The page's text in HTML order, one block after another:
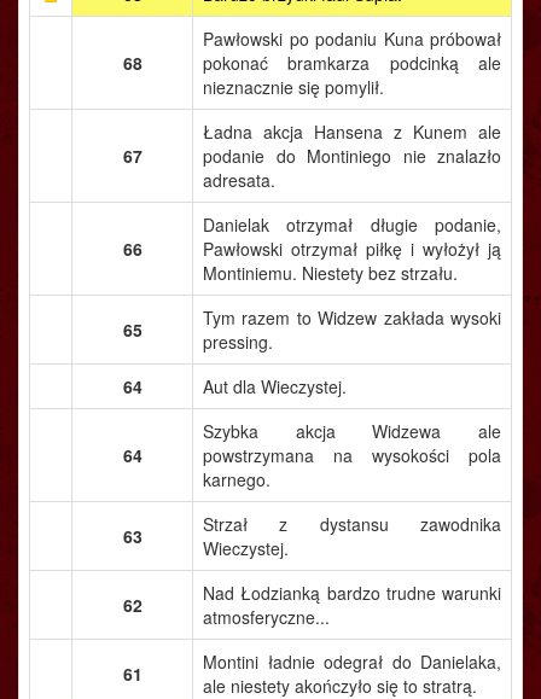
68
Pawłowski po podaniu Kuna próbował
pokonać bramkarza podcinką ale
nieznacznie się pomylił.
67
Ładna akcja Hansena z Kunem ale
podanie do Montiniego nie znalazło
adresata.
66
Danielak otrzymał długie podanie,
Pawłowski otrzymał piłkę i wyłożył ją
Montiniemu. Niestety bez strzału.
65
Tym razem to Widzew zakłada wysoki
pressing.
64
Aut dla Wieczystej.
64
Szybka akcja Widzewa ale
powstrzymana na wysokości pola
karnego.
63
Strzał z dystansu zawodnika
Wieczystej.
62
Nad Łodzianką bardzo trudne warunki
atmosferyczne...
61
Montini ładnie odegrał do Danielaka,
ale niestety akończyło się to stratrą.